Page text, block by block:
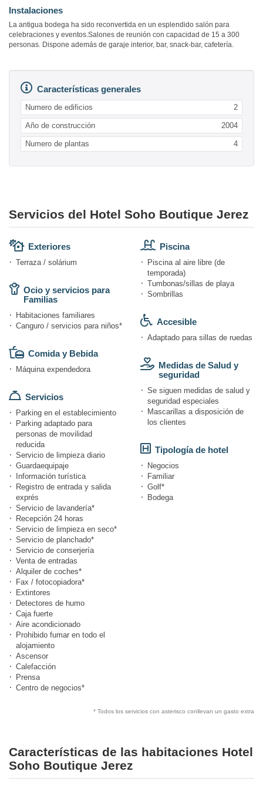
Instalaciones
La antigua bodega ha sido reconvertida en un esplendido salón para
celebraciones y eventos.Salones de reunión con capacidad de 15 a 300
personas. Dispone además de garaje interior, bar, snack-bar, cafetería.
Características generales
Numero de edificios 2
Año de construcción 2004
Numero de plantas 4
Servicios del Hotel Soho Boutique Jerez
Exteriores
Terraza / solárium
Ocio y servicios para
Familias
Habitaciones familiares
Canguro / servicios para niños*
Comida y Bebida
Máquina expendedora
Servicios
Parking en el establecimiento
Parking adaptado para
personas de movilidad
reducida
Servicio de limpieza diario
Guardaequipaje
Información turística
Registro de entrada y salida
exprés
Servicio de lavandería*
Recepción 24 horas
Servicio de limpieza en seco*
Servicio de planchado*
Servicio de conserjería
Venta de entradas
Alquiler de coches*
Fax / fotocopiadora*
Extintores
Detectores de humo
Caja fuerte
Aire acondicionado
Prohibido fumar en todo el
alojamiento
Ascensor
Calefacción
Prensa
Centro de negocios*
Piscina
Piscina al aire libre (de
temporada)
Tumbonas/sillas de playa
Sombrillas
Accesible
Adaptado para sillas de ruedas
Medidas de Salud y
seguridad
Se siguen medidas de salud y
seguridad especiales
Mascarillas a disposición de
los clientes
Tipología de hotel
Negocios
Familiar
Golf*
Bodega
* Todos los servicios con asterisco conllevan un gasto extra
Características de las habitaciones Hotel
Soho Boutique Jerez